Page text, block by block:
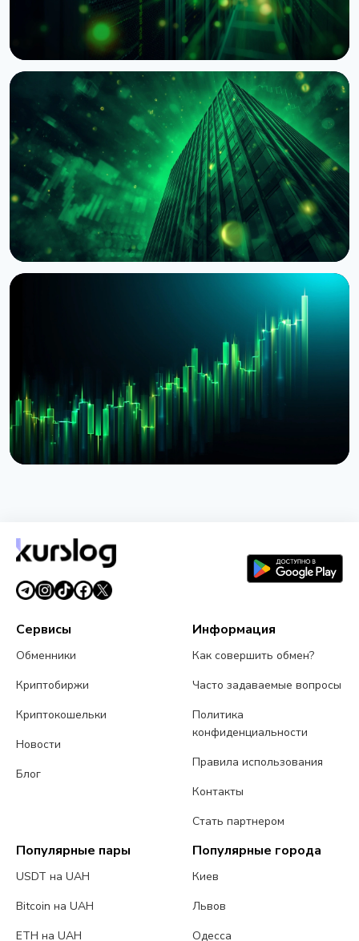
НОВОСТЬ
BNY Mellon запускает стейкинг для
институциональных клиентов вместе с Galaxy
4 августа 2026 г. 4 мин чтения
BlackRock токенизировал доступ к $311 млрд
денежных фондов Европы через Kinexys
3 августа 2026 г.5 мин чтения
Сервисы
Обменники
Криптобиржи
Криптокошельки
Новости
Блог
Информация
Как совершить обмен?
Часто задаваемые вопросы
Политика
конфиденциальности
Правила использования
Контакты
Стать партнером
Популярные пары
USDT на UAH
Bitcoin на UAH
ETH на UAH
Популярные города
Киев
Львов
Одесса